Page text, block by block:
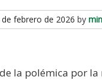
de febrero de 2026 by
la polémica por